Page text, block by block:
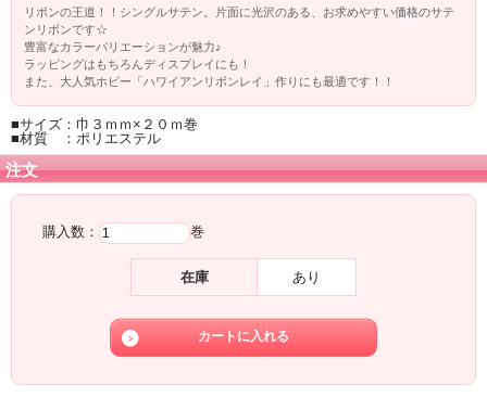
リボンの王道！！シングルサテン。片面に光沢のある、お求めやすい価格のサテ
ンリボンです☆
豊富なカラーバリエーションが魅力♪
ラッピングはもちろんディスプレイにも！
また、大人気ホビー「ハワイアンリボンレイ」作りにも最適です！！
■サイズ：巾３ｍｍ×２０ｍ巻
■材質 ：ポリエステル
注文
購入数： 巻
在庫 あり